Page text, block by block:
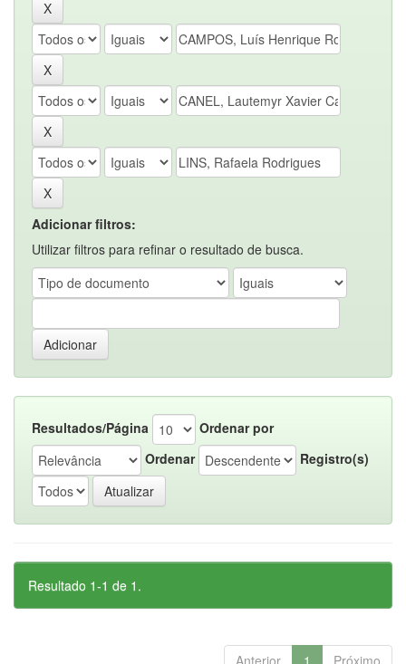
Adicionar filtros:
Utilizar filtros para refinar o resultado de busca.
Resultados/Página
Ordenar por
Ordenar
Registro(s)
Resultado 1-1 de 1.
Anterior 1 Próximo